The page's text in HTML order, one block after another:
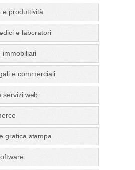
e produttività
e laboratori
immobiliari
e commerciali
servizi web
grafica stampa